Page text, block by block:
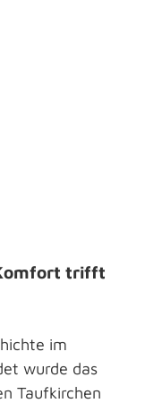
trifft
im
wurde das
Taufkirchen